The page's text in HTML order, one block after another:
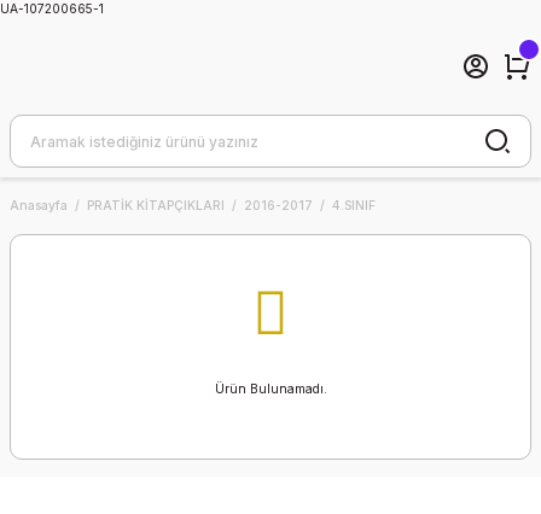
UA-107200665-1
Anasayfa PRATİK KİTAPÇIKLARI 2016-2017 4.SINIF
Ürün Bulunamadı.